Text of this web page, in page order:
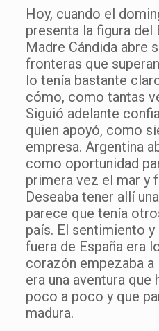
Hoy, cuando el
presenta la figura del
Madre Cándida abre
fronteras que
lo tenía bastante
cómo, como tantas
Siguió adelante
quien apoyó, como
empresa. Argentina
como oportunidad
primera vez el mar y
Deseaba tener allí
parece que tenía
país. El sentimiento
fuera de España era
corazón empezaba
era una aventura que
poco a poco y que
madura.